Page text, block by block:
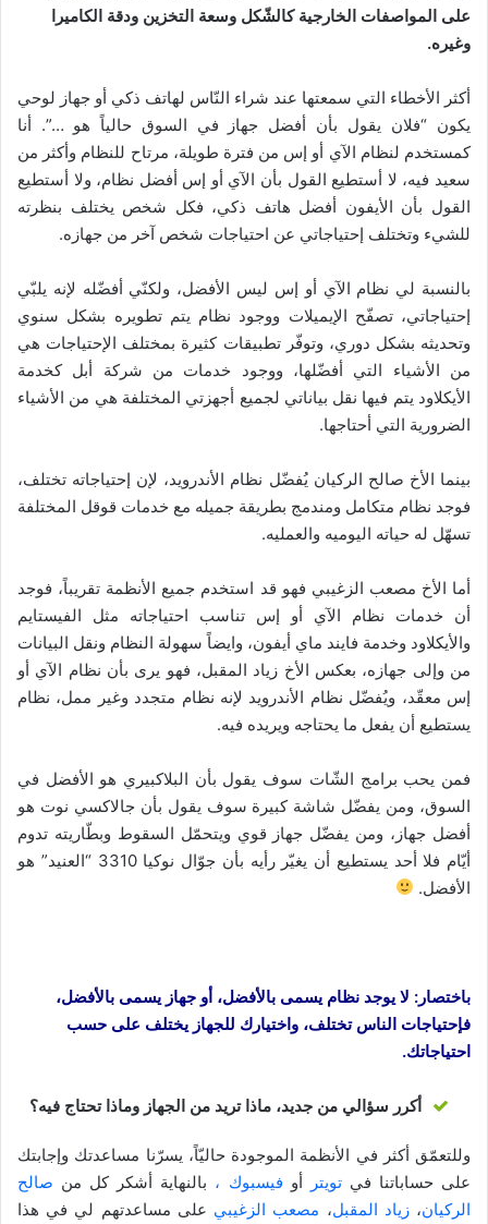
على المواصفات الخارجية كالشّكل وسعة التخزين ودقة الكاميرا
وغيره.
أكثر الأخطاء التي سمعتها عند شراء النّاس لهاتف ذكي أو جهاز لوحي
يكون “فلان يقول بأن أفضل جهاز في السوق حالياً هو …”. أنا
كمستخدم لنظام الآي أو إس من فترة طويلة، مرتاح للنظام وأكثر من
سعيد فيه، لا أستطيع القول بأن الآي أو إس أفضل نظام، ولا أستطيع
القول بأن الأيفون أفضل هاتف ذكي، فكل شخص يختلف بنظرته
للشيء وتختلف إحتياجاتي عن احتياجات شخص آخر من جهازه.
بالنسبة لي نظام الآي أو إس ليس الأفضل، ولكنّي أفضّله لإنه يلبّي
إحتياجاتي، تصفّح الإيميلات ووجود نظام يتم تطويره بشكل سنوي
وتحديثه بشكل دوري، وتوفّر تطبيقات كثيرة بمختلف الإحتياجات هي
من الأشياء التي أفضّلها، ووجود خدمات من شركة أبل كخدمة
الأيكلاود يتم فيها نقل بياناتي لجميع أجهزتي المختلفة هي من الأشياء
الضرورية التي أحتاجها.
بينما الأخ صالح الركيان يُفضّل نظام الأندرويد، لإن إحتياجاته تختلف،
فوجد نظام متكامل ومندمج بطريقة جميله مع خدمات قوقل المختلفة
تسهّل له حياته اليوميه والعمليه.
أما الأخ مصعب الزغيبي فهو قد استخدم جميع الأنظمة تقريباً، فوجد
أن خدمات نظام الآي أو إس تناسب احتياجاته مثل الفيستايم
والأيكلاود وخدمة فايند ماي أيفون، وايضاً سهولة النظام ونقل البيانات
من وإلى جهازه، بعكس الأخ زياد المقبل، فهو يرى بأن نظام الآي أو
إس معقّد، ويُفضّل نظام الأندرويد لإنه نظام متجدد وغير ممل، نظام
يستطيع أن يفعل ما يحتاجه ويريده فيه.
فمن يحب برامج الشّات سوف يقول بأن البلاكبيري هو الأفضل في
السوق، ومن يفضّل شاشة كبيرة سوف يقول بأن جالاكسي نوت هو
أفضل جهاز، ومن يفضّل جهاز قوي ويتحمّل السقوط وبطّاريته تدوم
أيّام فلا أحد يستطيع أن يغيّر رأيه بأن جوّال نوكيا 3310 “العنيد” هو
الأفضل.
باختصار: لا يوجد نظام يسمى بالأفضل، أو جهاز يسمى بالأفضل،
فإحتياجات الناس تختلف، واختيارك للجهاز يختلف على حسب
احتياجاتك.
أكرر سؤالي من جديد، ماذا تريد من الجهاز وماذا تحتاج فيه؟
وللتعمّق أكثر في الأنظمة الموجودة حاليّاً، يسرّنا مساعدتك وإجابتك
على حساباتنا فيتويتر أو فيسبوك ، بالنهاية أشكر كل من صالح
الركيان،زياد المقبل، مصعب الزغيبي على مساعدتهم لي في هذا